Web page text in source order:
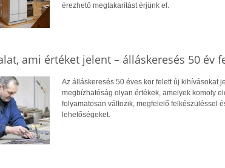
érezhető megtakarítást érjünk el.
ami értéket jelent – álláskeresés 50 év
Az álláskeresés 50 éves kor felett új kihívásokat
megbízhatóság olyan értékek, amelyek komoly
folyamatosan változik, megfelelő felkészüléssel
lehetőségeket.